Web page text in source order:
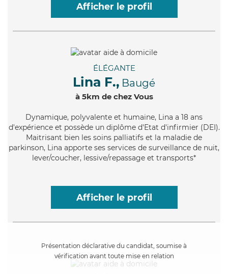
Afficher le profil
ÉLÉGANTE
Lina F., Baugé
à 5km de chez Vous
Dynamique, polyvalente et humaine, Lina a 18 ans
d'expérience et possède un diplôme d'Etat d'infirmier (DEI).
Maitrisant bien les soins palliatifs et la maladie de
parkinson, Lina apporte ses services de surveillance de nuit,
lever/coucher, lessive/repassage et transports*
Afficher le profil
Présentation déclarative du candidat, soumise à
vérification avant toute mise en relation